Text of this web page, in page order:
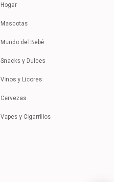
Hogar
Mascotas
Mundo del Bebé
Snacks y Dulces
Vinos y Licores
Cervezas
Vapes y Cigarrillos